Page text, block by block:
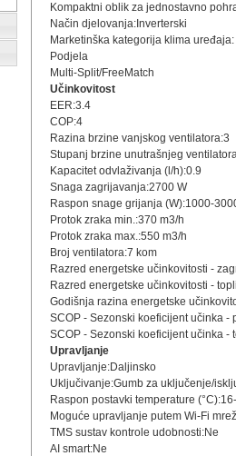
Kompaktni oblik za jednostavno
Način djelovanja:Inverterski
Marketinška kategorija klima uređaja:
Podjela
Multi-Split/FreeMatch
Učinkovitost
EER:3.4
COP:4
Razina brzine vanjskog ventilatora:3
Stupanj brzine unutrašnjeg
Kapacitet odvlaživanja (l/h):0.9
Snaga zagrijavanja:2700 W
Raspon snage grijanja (W):1000-
Protok zraka min.:370 m3/h
Protok zraka max.:550 m3/h
Broj ventilatora:7 kom
Razred energetske učinkovitosti -
Razred energetske učinkovitosti -
Godišnja razina energetske
SCOP - Sezonski koeficijent učinka -
SCOP - Sezonski koeficijent učinka -
Upravljanje
Upravljanje:Daljinsko
Uključivanje:Gumb za uključenje/
Raspon postavki temperature
Moguće upravljanje putem Wi-Fi
TMS sustav kontrole udobnosti:Ne
AI smart:Ne